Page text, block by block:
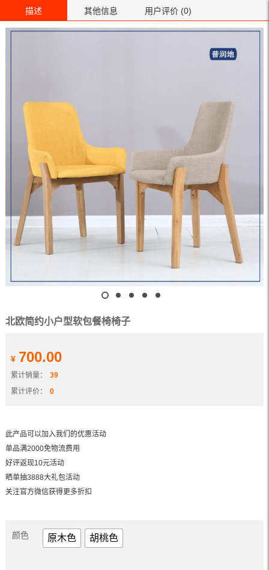
北欧简约小户型软包餐椅椅子
¥ 700.00
累计销量：
39
累计评价：
0
此产品可以加入我们的优惠活动
单品满2000免物流费用
好评返现10元活动
晒单抽3888大礼包活动
关注官方微信获得更多折扣
颜色 原木色 胡桃色
描述 其他信息 用户评价 (0)